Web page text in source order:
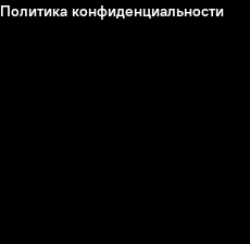
Политика конфиденциальности